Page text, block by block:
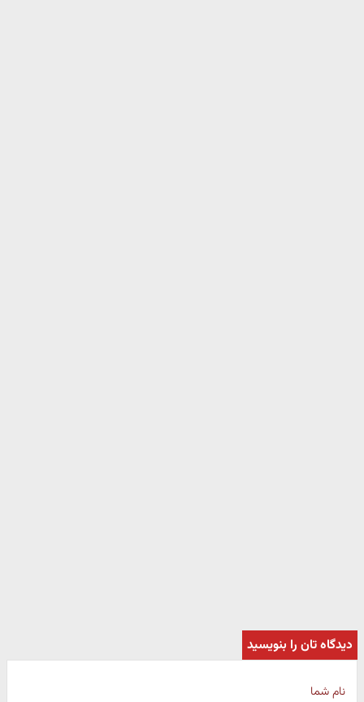
دیدگاه تان را بنویسید
نام شما